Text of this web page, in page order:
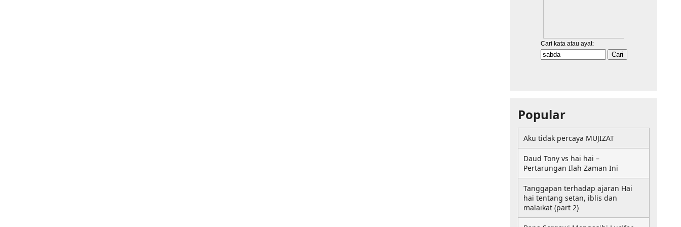
Popular
Aku tidak percaya MUJIZAT
Daud Tony vs hai hai –
Pertarungan Ilah Zaman Ini
Tanggapan terhadap ajaran Hai
hai tentang setan, iblis dan
malaikat (part 2)